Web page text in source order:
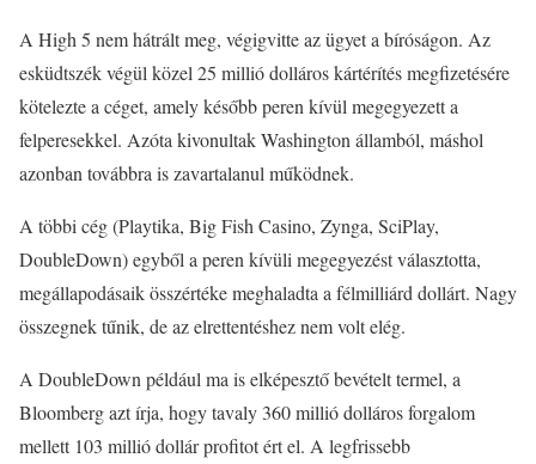
A High 5 nem hátrált meg, végigvitte az ügyet a bíróságon. Az
esküdtszék végül közel 25 millió dolláros kártérítés megfizetésére
kötelezte a céget, amely később peren kívül megegyezett a
felperesekkel. Azóta kivonultak Washington államból, máshol
azonban továbbra is zavartalanul működnek.
A többi cég (Playtika, Big Fish Casino, Zynga, SciPlay,
DoubleDown) egyből a peren kívüli megegyezést választotta,
megállapodásaik összértéke meghaladta a félmilliárd dollárt. Nagy
összegnek tűnik, de az elrettentéshez nem volt elég.
A DoubleDown például ma is elképesztő bevételt termel, a
Bloomberg azt írja, hogy tavaly 360 millió dolláros forgalom
mellett 103 millió dollár profitot ért el. A legfrissebb